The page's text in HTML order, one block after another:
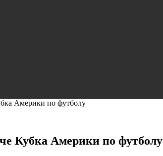
Америки по футболу
Кубка Америки по футболу